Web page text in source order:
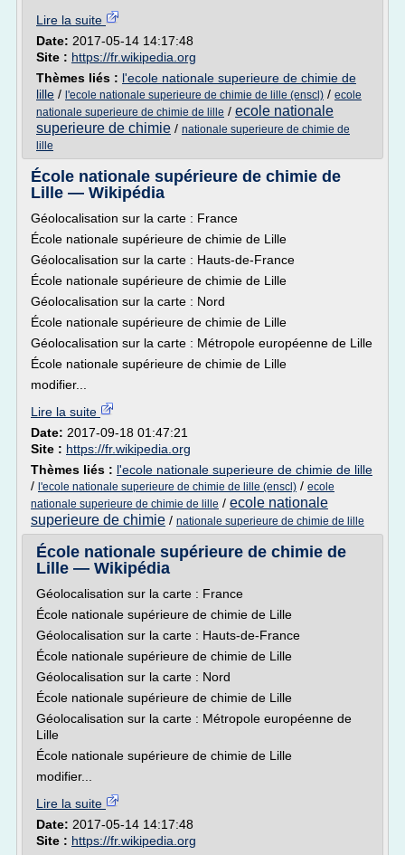
Lire la suite
Date: 2017-05-14 14:17:48
Site : https://fr.wikipedia.org
Thèmes liés : l'ecole nationale superieure de chimie de
lille / l'ecole nationale superieure de chimie de lille (enscl) / ecole
nationale superieure de chimie de lille / ecole nationale
superieure de chimie / nationale superieure de chimie de
lille
École nationale supérieure de chimie de
Lille — Wikipédia
Géolocalisation sur la carte : France
École nationale supérieure de chimie de Lille
Géolocalisation sur la carte : Hauts-de-France
École nationale supérieure de chimie de Lille
Géolocalisation sur la carte : Nord
École nationale supérieure de chimie de Lille
Géolocalisation sur la carte : Métropole européenne de Lille
École nationale supérieure de chimie de Lille
modifier...
Lire la suite
Date: 2017-09-18 01:47:21
Site : https://fr.wikipedia.org
Thèmes liés : l'ecole nationale superieure de chimie de lille
/ l'ecole nationale superieure de chimie de lille (enscl) / ecole
nationale superieure de chimie de lille / ecole nationale
superieure de chimie / nationale superieure de chimie de lille
École nationale supérieure de chimie de
Lille — Wikipédia
Géolocalisation sur la carte : France
École nationale supérieure de chimie de Lille
Géolocalisation sur la carte : Hauts-de-France
École nationale supérieure de chimie de Lille
Géolocalisation sur la carte : Nord
École nationale supérieure de chimie de Lille
Géolocalisation sur la carte : Métropole européenne de
Lille
École nationale supérieure de chimie de Lille
modifier...
Lire la suite
Date: 2017-05-14 14:17:48
Site : https://fr.wikipedia.org